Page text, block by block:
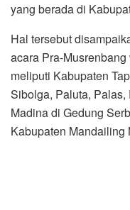
yang berada di
Hal tersebut
acara Pra-
meliputi Kabupaten
Sibolga, Paluta,
Madina di Gedung
Kabupaten Mandailing